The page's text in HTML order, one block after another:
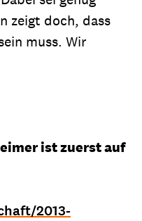
zeigt doch, dass
muss. Wir
ist zuerst auf
2013-